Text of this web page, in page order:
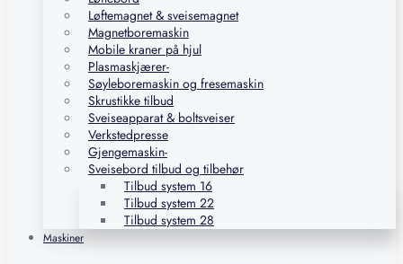
Løftemagnet & sveisemagnet
Magnetboremaskin
Mobile kraner på hjul
Plasmaskjærer-
Søyleboremaskin og fresemaskin
Skrustikke tilbud
Sveiseapparat & boltsveiser
Verkstedpresse
Gjengemaskin-
Sveisebord tilbud og tilbehør
Tilbud system 16
Tilbud system 22
Tilbud system 28
Maskiner